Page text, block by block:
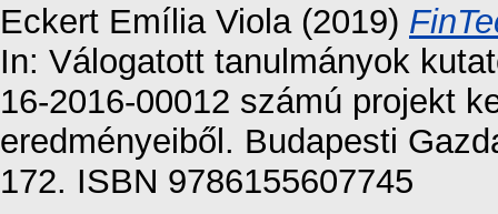
Eckert Emília Viola(2019)
In: Válogatott tanulmányok
16-2016-00012 számú projekt
eredményeiből. Budapesti
172. ISBN 9786155607745